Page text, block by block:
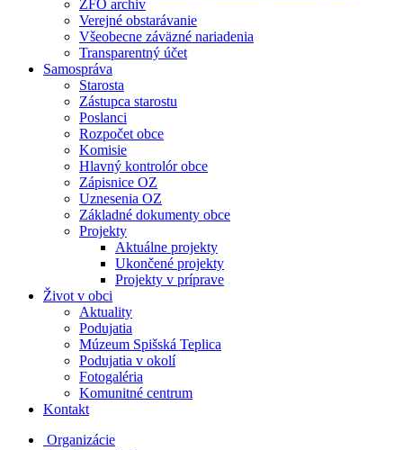
ZFO archiv
Verejné obstarávanie
Všeobecne záväzné nariadenia
Transparentný účet
Samospráva
Starosta
Zástupca starostu
Poslanci
Rozpočet obce
Komisie
Hlavný kontrolór obce
Zápisnice OZ
Uznesenia OZ
Základné dokumenty obce
Projekty
Aktuálne projekty
Ukončené projekty
Projekty v príprave
Život v obci
Aktuality
Podujatia
Múzeum Spišská Teplica
Podujatia v okolí
Fotogaléria
Komunitné centrum
Kontakt
Organizácie